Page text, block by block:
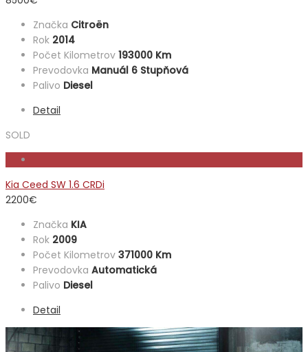
Značka Citroën
Rok 2014
Počet Kilometrov 193000 Km
Prevodovka Manuál 6 Stupňová
Palivo Diesel
Detail
SOLD
Kia Ceed SW 1.6 CRDi
2200€
Značka KIA
Rok 2009
Počet Kilometrov 371000 Km
Prevodovka Automatická
Palivo Diesel
Detail